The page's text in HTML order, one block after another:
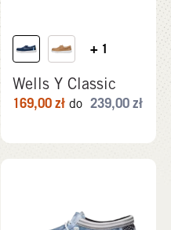
+ 1
Wells Y Classic
169,00zł do 239,00zł